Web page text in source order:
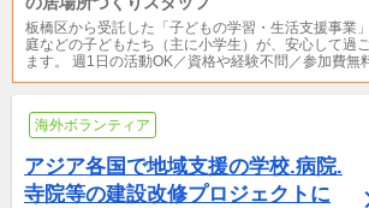
板橋区から受託した「⼦どもの学習・⽣活⽀援事業
庭などの子どもたち（主に小学生）が、安心して過
ます。 週1日の活動OK／資格や経験不問／参加費無
海外ボランティア
アジア各国で地域支援の学校.病院.
寺院等の建設改修プロジェクトに